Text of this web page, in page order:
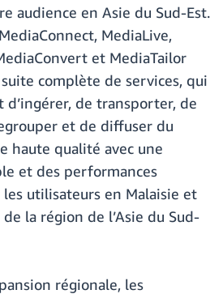
audience en Asie du Sud-Est.
MediaLive,
et MediaTailor
complète de services, qui
de transporter, de
et de diffuser du
haute qualité avec une
et des performances
utilisateurs en Malaisie et
la région de l’Asie du Sud-
régionale, les